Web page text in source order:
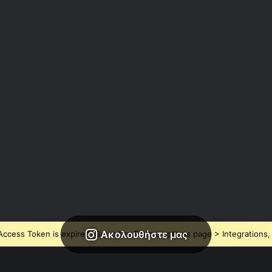
Ακολουθήστε μας
Token is expired, Go to the Theme options page >